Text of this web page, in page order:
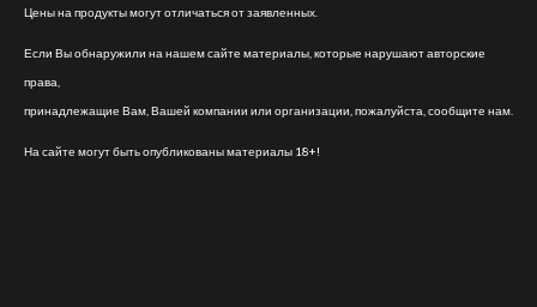
Цены на продукты могут отличаться от заявленных.
Если Вы обнаружили на нашем сайте материалы, которые нарушают авторские
права,
принадлежащие Вам, Вашей компании или организации, пожалуйста, сообщите нам.
На сайте могут быть опубликованы материалы 18+!